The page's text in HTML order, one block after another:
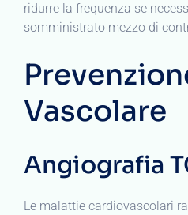
ridurre la frequenza se
somministrato mezzo di
Vascolare
Angiografia
Le malattie cardiovascolari